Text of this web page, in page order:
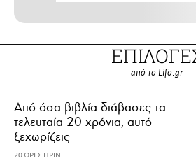
από το Lifo.gr
Από όσα βιβλία διάβασες τα
τελευταία 20 χρόνια, αυτό
ξεχωρίζεις
20 ΩΡΕΣ ΠΡΙΝ